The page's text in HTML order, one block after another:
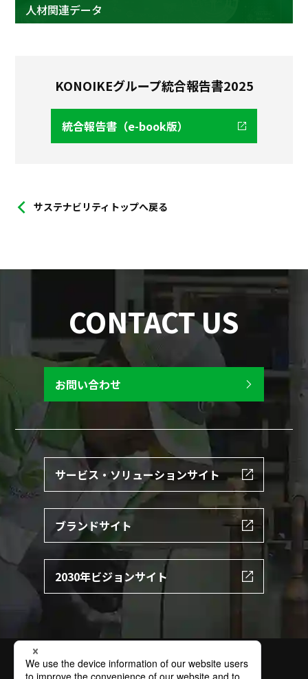
人材関連データ
KONOIKEグループ統合報告書2025
統合報告書（e-book版）
サステナビリティトップへ戻る
CONTACT US
お問い合わせ
サービス・ソリューションサイト
ブランドサイト
2030年ビジョンサイト
サイトの利用条件 個人情報保護方針
特定個人情報保護方針 情報セキュリティ基本方針